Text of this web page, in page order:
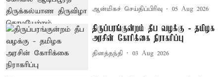
ஆன்மிகச் செய்திப்பிரிவு 05 Aug 2026
திருப்பரங்குன்றம் தீப வழக்கு - தமிழக
அரசின் கோரிக்கை நிராகரிப்பு
தினத்தந்தி 03 Aug 2026